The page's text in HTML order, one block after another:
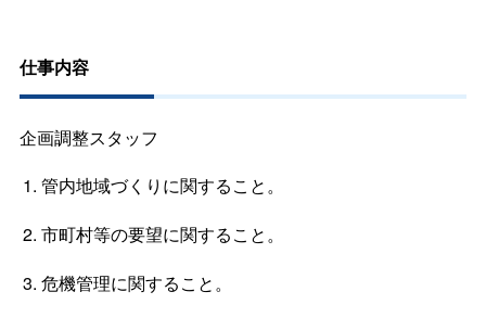
仕事内容
企画調整スタッフ
管内地域づくりに関すること。
市町村等の要望に関すること。
危機管理に関すること。